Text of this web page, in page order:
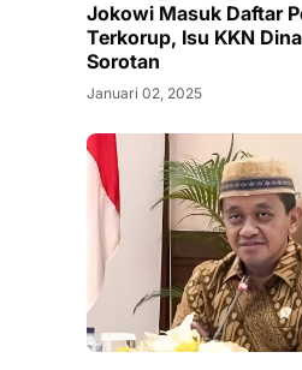
Jokowi Masuk Daftar
Terkorup, Isu KKN
Sorotan
Januari 02, 2025